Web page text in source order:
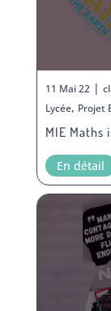
11 Mai 22|
Lycée, Projet
MIE Maths
En détail